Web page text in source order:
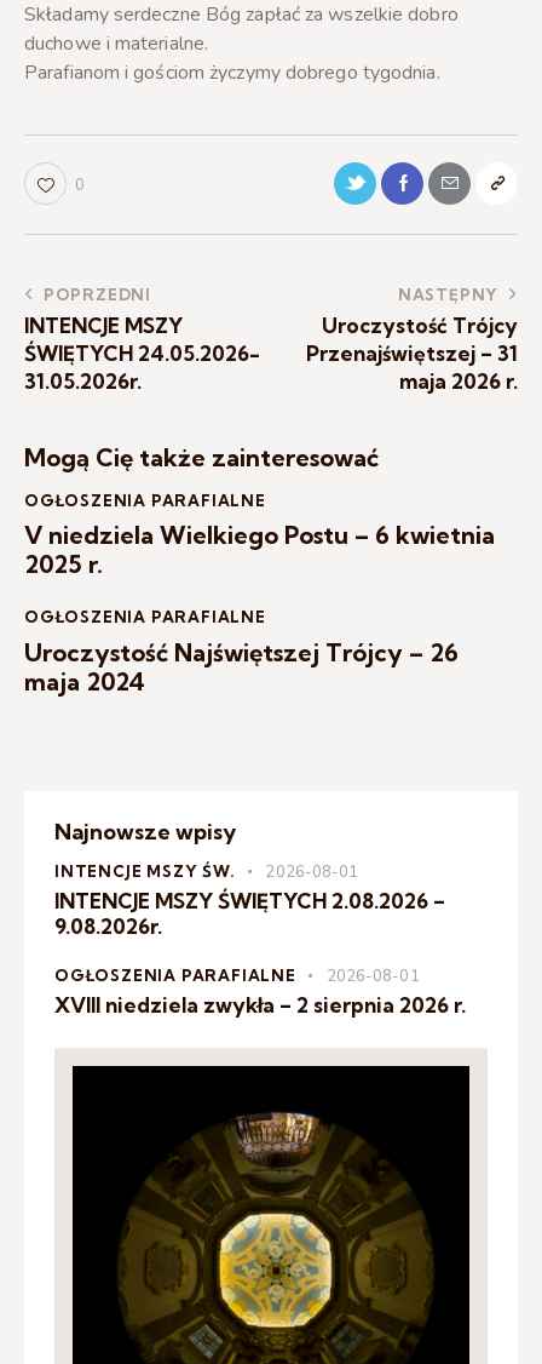
Składamy serdeczne Bóg zapłać za wszelkie dobro
duchowe i materialne.
Parafianom i gościom życzymy dobrego tygodnia.
0
POPRZEDNI
INTENCJE MSZY
ŚWIĘTYCH 24.05.2026-
31.05.2026r.
NASTĘPNY
Uroczystość Trójcy
Przenajświętszej – 31
maja 2026 r.
Mogą Cię także zainteresować
OGŁOSZENIA PARAFIALNE
V niedziela Wielkiego Postu – 6 kwietnia
2025 r.
OGŁOSZENIA PARAFIALNE
Uroczystość Najświętszej Trójcy – 26
maja 2024
Najnowsze wpisy
INTENCJE MSZY ŚW. 2026-08-01
INTENCJE MSZY ŚWIĘTYCH 2.08.2026 –
9.08.2026r.
OGŁOSZENIA PARAFIALNE 2026-08-01
XVIII niedziela zwykła – 2 sierpnia 2026 r.